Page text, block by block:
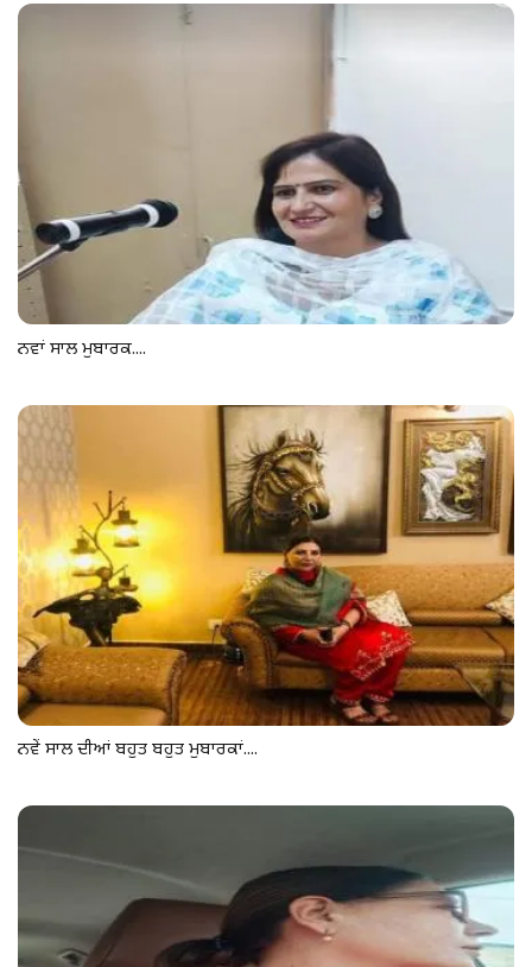
ਨਵਾਂ ਸਾਲ ਮੁਬਾਰਕ....
ਨਵੇਂ ਸਾਲ ਦੀਆਂ ਬਹੁਤ ਬਹੁਤ ਮੁਬਾਰਕਾਂ....